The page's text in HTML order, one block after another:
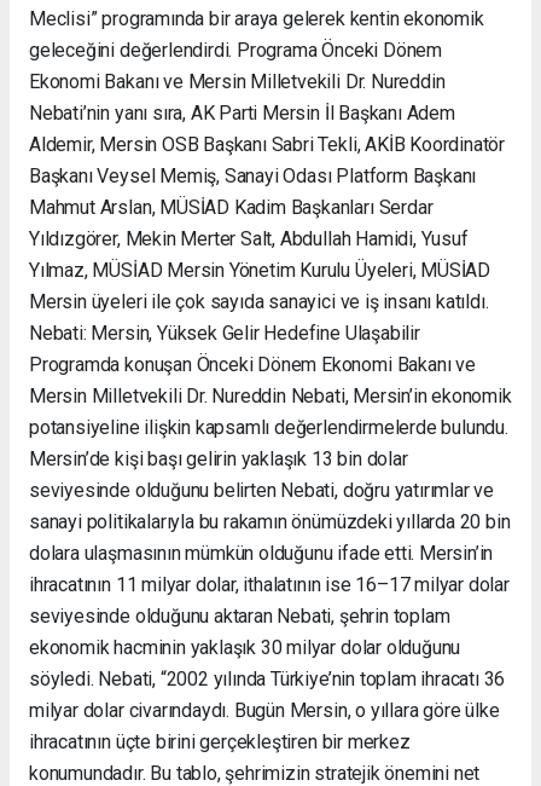
Meclisi” programında bir araya gelerek kentin ekonomik
geleceğini değerlendirdi. Programa Önceki Dönem
Ekonomi Bakanı ve Mersin Milletvekili Dr. Nureddin
Nebati’nin yanı sıra, AK Parti Mersin İl Başkanı Adem
Aldemir, Mersin OSB Başkanı Sabri Tekli, AKİB Koordinatör
Başkanı Veysel Memiş, Sanayi Odası Platform Başkanı
Mahmut Arslan, MÜSİAD Kadim Başkanları Serdar
Yıldızgörer, Mekin Merter Salt, Abdullah Hamidi, Yusuf
Yılmaz, MÜSİAD Mersin Yönetim Kurulu Üyeleri, MÜSİAD
Mersin üyeleri ile çok sayıda sanayici ve iş insanı katıldı.
Nebati: Mersin, Yüksek Gelir Hedefine Ulaşabilir
Programda konuşan Önceki Dönem Ekonomi Bakanı ve
Mersin Milletvekili Dr. Nureddin Nebati, Mersin’in ekonomik
potansiyeline ilişkin kapsamlı değerlendirmelerde bulundu.
Mersin’de kişi başı gelirin yaklaşık 13 bin dolar
seviyesinde olduğunu belirten Nebati, doğru yatırımlar ve
sanayi politikalarıyla bu rakamın önümüzdeki yıllarda 20 bin
dolara ulaşmasının mümkün olduğunu ifade etti. Mersin’in
ihracatının 11 milyar dolar, ithalatının ise 16–17 milyar dolar
seviyesinde olduğunu aktaran Nebati, şehrin toplam
ekonomik hacminin yaklaşık 30 milyar dolar olduğunu
söyledi. Nebati, “2002 yılında Türkiye’nin toplam ihracatı 36
milyar dolar civarındaydı. Bugün Mersin, o yıllara göre ülke
ihracatının üçte birini gerçekleştiren bir merkez
konumundadır. Bu tablo, şehrimizin stratejik önemini net